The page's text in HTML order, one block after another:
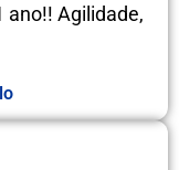
ano!! Agilidade,